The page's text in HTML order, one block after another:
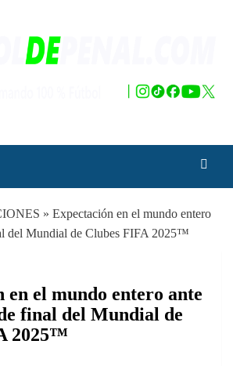
» Expectación en el mundo entero
del Mundial de Clubes FIFA 2025™
en el mundo entero ante
final del Mundial de
2025™